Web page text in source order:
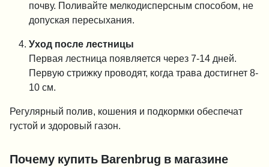
почву. Поливайте мелкодисперсным способом, не
допуская пересыхания.
Уход после лестницы
Первая лестница появляется через 7-14 дней.
Первую стрижку проводят, когда трава достигнет 8-
10 см.
Регулярный полив, кошения и подкормки обеспечат
густой и здоровый газон.
Почему купить Barenbrug в магазине